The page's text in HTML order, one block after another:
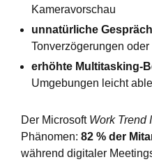
Kameravorschau
unnatürliche
Tonverzögerungen oder
erhöhte Multitasking-
Umgebungen leicht
Der Microsoft Work Trend
Phänomen: 82 % der
während digitaler